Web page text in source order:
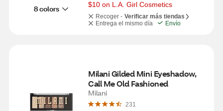
8 colors
$10 on L.A. Girl Cosmetics
Recoger - Verificar más tiendas
Entrega el mismo día
Envío
Milani Gilded Mini Eyeshadow,
Call Me Old Fashioned
Milani
231